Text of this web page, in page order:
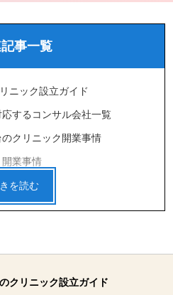
事一覧
ニック設立ガイド
するコンサル会社一覧
クリニック開業事情
業事情
業事情
開業事情
事情
」開業事情
クリニック設立ガイド